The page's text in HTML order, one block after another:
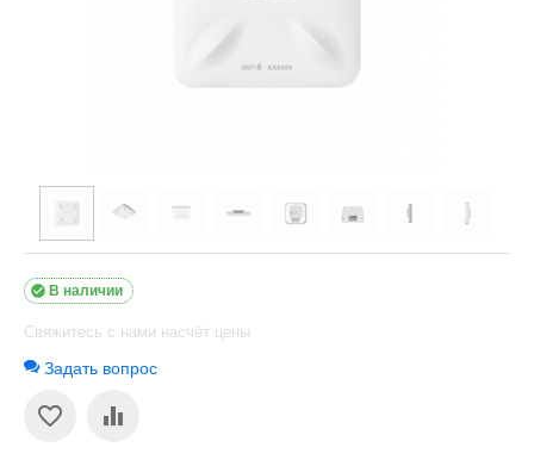
В наличии

Свяжитесь с нами насчёт цены
Задать вопрос